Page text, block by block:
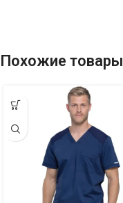
Похожие товары